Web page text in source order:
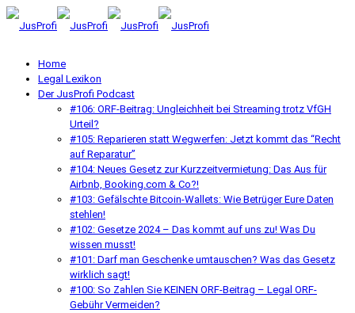
Home
Legal Lexikon
Der JusProfi Podcast
#106: ORF-Beitrag: Ungleichheit bei Streaming trotz VfGH
Urteil?
#105: Reparieren statt Wegwerfen: Jetzt kommt das “Recht
auf Reparatur”
#104: Neues Gesetz zur Kurzzeitvermietung: Das Aus für
Airbnb, Booking.com & Co?!
#103: Gefälschte Bitcoin-Wallets: Wie Betrüger Eure Daten
stehlen!
#102: Gesetze 2024 – Das kommt auf uns zu! Was Du
wissen musst!
#101: Darf man Geschenke umtauschen? Was das Gesetz
wirklich sagt!
#100: So Zahlen Sie KEINEN ORF-Beitrag – Legal ORF-
Gebühr Vermeiden?